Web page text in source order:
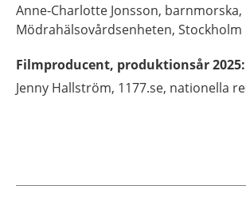
Anne-Charlotte Jonsson, barnmorska,
Mödrahälsovårdsenheten, Stockholm
Filmproducent, produktionsår 2025:
Jenny Hallström, 1177.se, nationella